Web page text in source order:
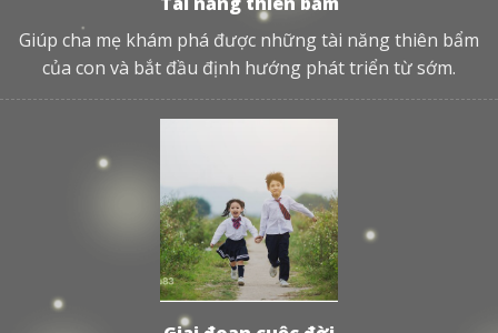
Giúp cha mẹ khám phá được những tài năng thiên bẩm
của con và bắt đầu định hướng phát triển từ sớm.